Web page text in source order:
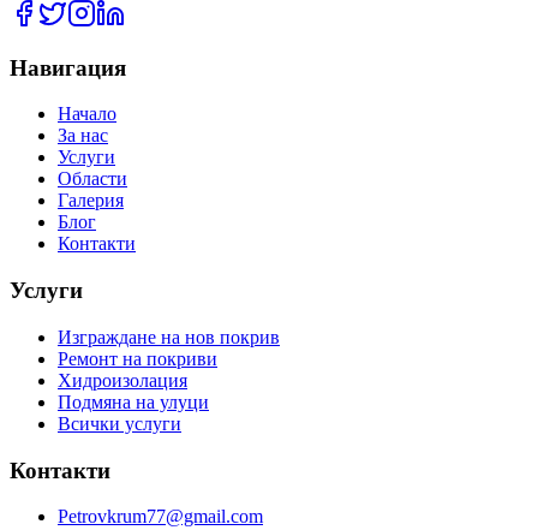
Навигация
Начало
За нас
Услуги
Области
Галерия
Блог
Контакти
Услуги
Изграждане на нов покрив
Ремонт на покриви
Хидроизолация
Подмяна на улуци
Всички услуги
Контакти
Petrovkrum77@gmail.com